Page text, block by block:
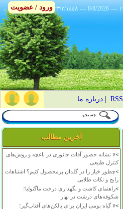
٢٣/٢/١٤٤٨ --- 8/8/2026 ---
RSS
|درباره ما
آخرین مطالب
>
۷ نشانه حضور آفات جانوری در باغچه و روش‌های
کنترل طبیعی
>چطور خیار را در گلدان پرمحصول کنیم؟ اشتباهات
رایج و نکات طلایی
>راهنمای کاشت و نگهداری درخت ماگنولیا؛
شکوفه‌های درشت در بهار
>
۷ گیاه بومی ایران برای بالکن‌های آفتاب‌گیر؛
ورود / عضویت